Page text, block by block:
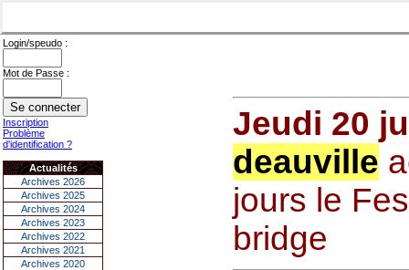
Login/speudo :
Mot de Passe :
Inscription
Problème
d'identification ?
Actualités
Archives 2026
Archives 2025
Archives 2024
Archives 2023
Archives 2022
Archives 2021
Archives 2020
Jeudi 20
deauville
jours le
bridge